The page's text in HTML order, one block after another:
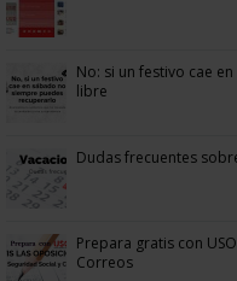
No: si un festivo cae
libre
Dudas frecuentes
Prepara gratis con
Correos